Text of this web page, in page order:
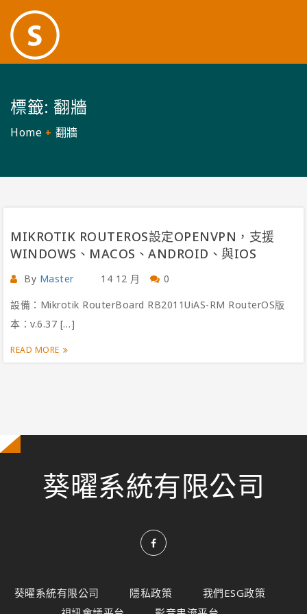
標籤: 翻牆
Home 翻牆
MIKROTIK ROUTEROS設定OPENVPN，支援
WINDOWS、MACOS、ANDROID、與IOS
By Master 14 12 月
0
設備：Mikrotik RouterBoard RB2011UiAS-RM RouterOS版
本：v.6.37 […]
READ MORE
葵曜系統有限公司
葵曜系統有限公司 隱私政策
我們ESG政策